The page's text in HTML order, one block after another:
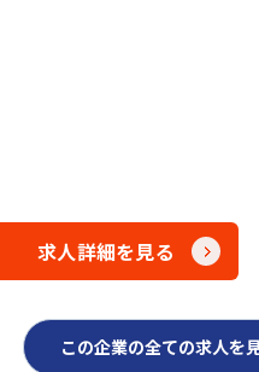
求人詳細を見る
この企業の全ての求人を